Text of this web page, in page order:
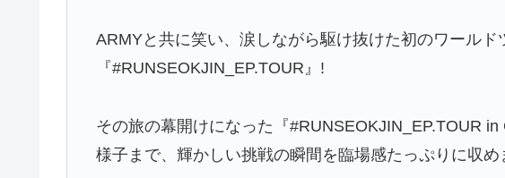
ARMYと共に笑い、涙しながら駆け抜けた初のワールド
『#RUNSEOKJIN_EP.TOUR』!
その旅の幕開けになった『#RUNSEOKJIN_EP.TOUR
様子まで、輝かしい挑戦の瞬間を臨場感たっぷりに収め